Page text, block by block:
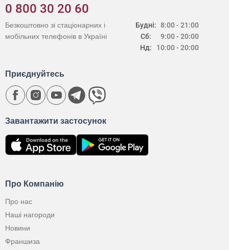
0 800 30 20 60
Будні:
Сб:
Нд:
8:00 - 21:00
9:00 - 20:00
10:00 - 20:00
Безкоштовно зі стаціонарних і
мобільних телефонів в Україні
Про Компанію
Про нас
Наші нагороди
Новини
Франшиза
Завантажити застосунок
Приєднуйтесь